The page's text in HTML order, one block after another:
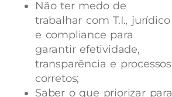
Não ter medo de
trabalhar com T.I., jurídico
e compliance para
garantir efetividade,
transparência e processos
corretos;
Saber o que priorizar para